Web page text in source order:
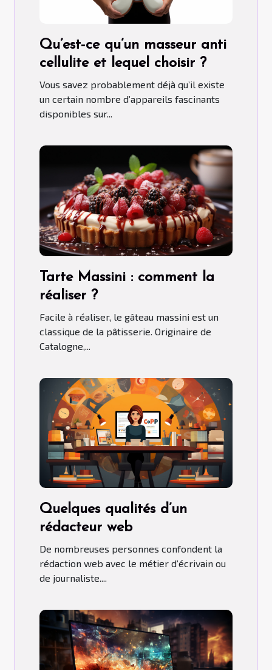
Qu’est-ce qu’un masseur anti
cellulite et lequel choisir ?
Vous savez probablement déjà qu’il existe
un certain nombre d’appareils fascinants
disponibles sur...
Tarte Massini : comment la
réaliser ?
Facile à réaliser, le gâteau massini est un
classique de la pâtisserie. Originaire de
Catalogne,...
Quelques qualités d’un
rédacteur web
De nombreuses personnes confondent la
rédaction web avec le métier d’écrivain ou
de journaliste....